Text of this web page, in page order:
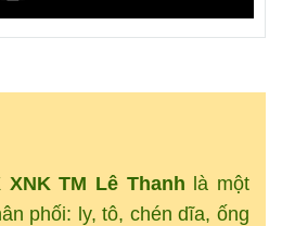
XNKTM Lê Thanh là một
phối: ly, tô, chén dĩa, ống